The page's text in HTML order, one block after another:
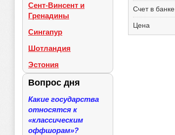
Счет в банке
Цена
Сент-Винсент и
Гренадины
Сингапур
Шотландия
Эстония
Вопрос дня
Какие государства
относятся к
«классическим
оффшорам»?